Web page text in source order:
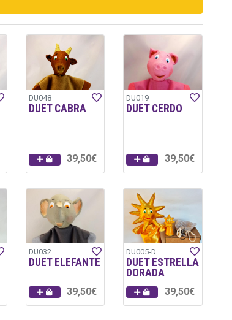
DU048
DUET CABRA
39,50€
DU019
DUET CERDO
39,50€
DU032
DUET ELEFANTE
39,50€
DU005-D
DUET ESTRELLA
DORADA
39,50€